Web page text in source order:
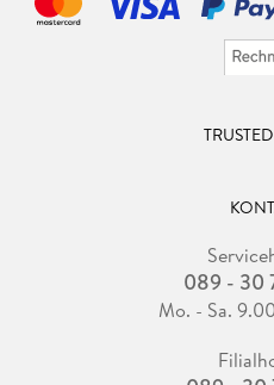
089 - 30
Mo. - Sa.